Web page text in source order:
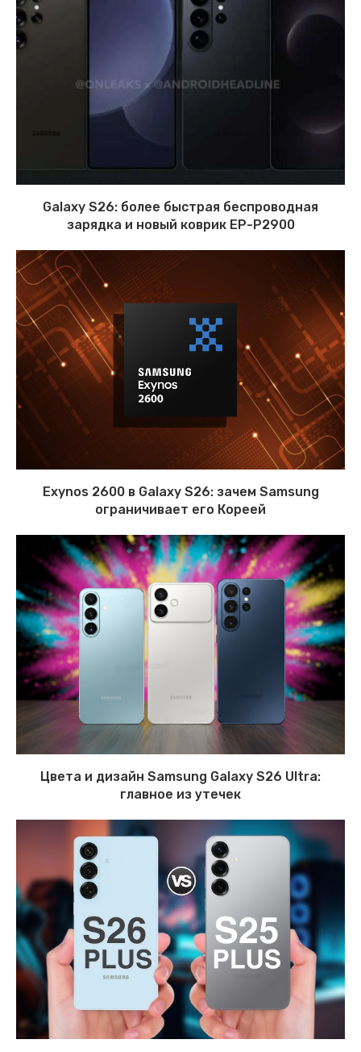
Galaxy S26: более быстрая беспроводная
зарядка и новый коврик EP-P2900
Exynos 2600 в Galaxy S26: зачем Samsung
ограничивает его Кореей
Цвета и дизайн Samsung Galaxy S26 Ultra:
главное из утечек